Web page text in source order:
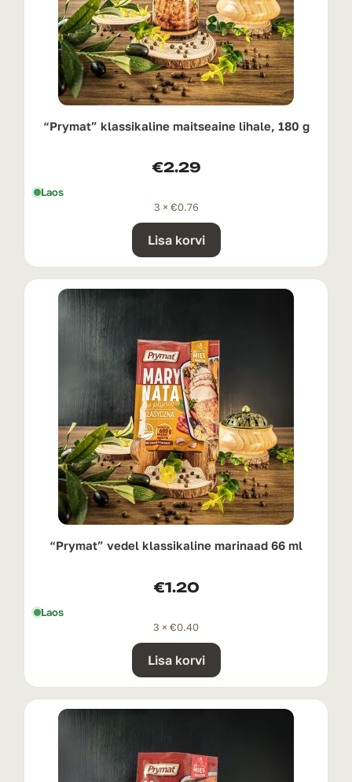
“Prymat” klassikaline maitseaine lihale, 180 g
€2.29
Laos
3 × €0.76
Lisa korvi
“Prymat” vedel klassikaline marinaad 66 ml
€1.20
Laos
3 × €0.40
Lisa korvi